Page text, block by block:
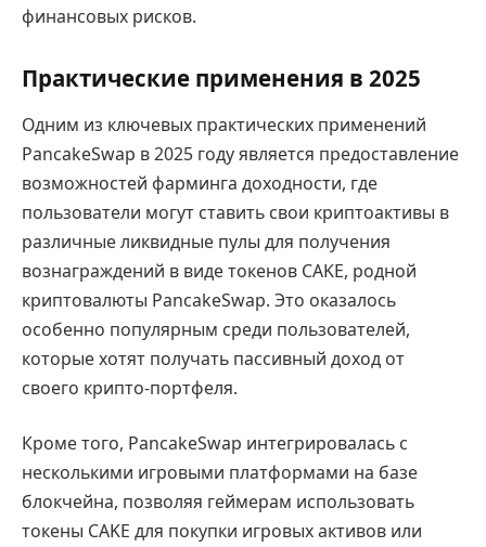
финансовых рисков.
Практические применения в 2025
Одним из ключевых практических применений
PancakeSwap в 2025 году является предоставление
возможностей фарминга доходности, где
пользователи могут ставить свои криптоактивы в
различные ликвидные пулы для получения
вознаграждений в виде токенов CAKE, родной
криптовалюты PancakeSwap. Это оказалось
особенно популярным среди пользователей,
которые хотят получать пассивный доход от
своего крипто-портфеля.
Кроме того, PancakeSwap интегрировалась с
несколькими игровыми платформами на базе
блокчейна, позволяя геймерам использовать
токены CAKE для покупки игровых активов или